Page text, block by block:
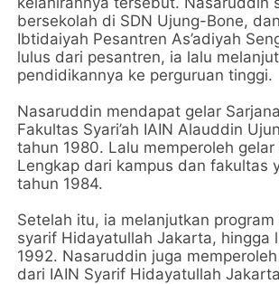
bersekolah di SDN Ujung-Bone,
Ibtidaiyah Pesantren As’adiyah
lulus dari pesantren, ia lalu
pendidikannya ke perguruan tinggi.
Nasaruddin mendapat gelar
Fakultas Syari’ah IAIN Alauddin
tahun 1980. Lalu memperoleh gelar
Lengkap dari kampus dan fakultas
tahun 1984.
Setelah itu, ia melanjutkan program
syarif Hidayatullah Jakarta, hingga
1992. Nasaruddin juga
dari IAIN Syarif Hidayatullah